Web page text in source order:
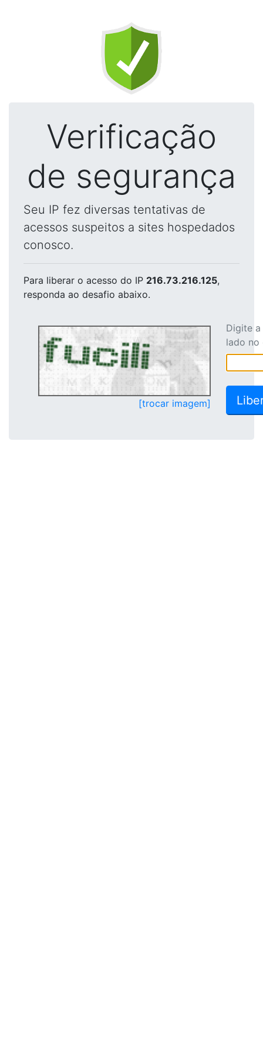
Verificação
de segurança
Seu IP fez diversas tentativas de
acessos suspeitos a sites hospedados
conosco.
Para liberar o acesso do IP 216.73.216.125,
responda ao desafio abaixo.
[trocar imagem]
Digite
lado no